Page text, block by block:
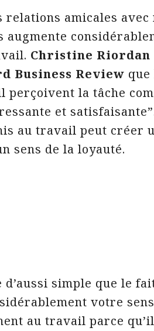
relations amicales avec
augmente
Christine Riordan
Business Review
perçoivent la tâche
et
au travail peut créer
sens de la loyauté.
d’aussi simple que le
votre
au travail parce